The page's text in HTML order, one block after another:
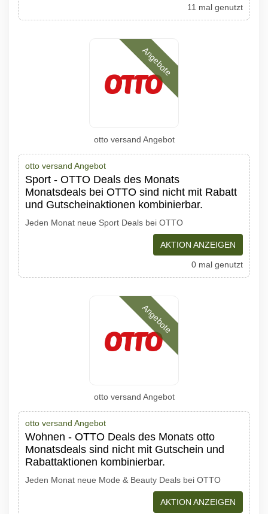
11 mal genutzt
Angebote
otto versand Angebot
otto versand Angebot
Sport - OTTO Deals des Monats
Monatsdeals bei OTTO sind nicht mit Rabatt
und Gutscheinaktionen kombinierbar.
Jeden Monat neue Sport Deals bei OTTO
AKTION ANZEIGEN
0 mal genutzt
Angebote
otto versand Angebot
otto versand Angebot
Wohnen - OTTO Deals des Monats otto
Monatsdeals sind nicht mit Gutschein und
Rabattaktionen kombinierbar.
Jeden Monat neue Mode & Beauty Deals bei OTTO
AKTION ANZEIGEN